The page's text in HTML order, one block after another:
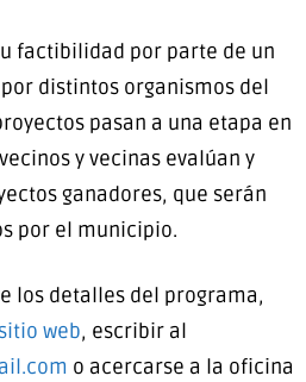
factibilidad por parte de un
distintos organismos del
pasan a una etapa en
y vecinas evalúan y
ganadores, que serán
por el municipio.
los detalles del programa,
sitio web, escribir al
o acercarse a la oficina